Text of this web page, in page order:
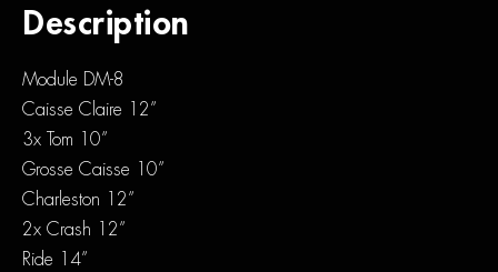
Description
Module DM-8
Caisse Claire 12”
3x Tom 10”
Grosse Caisse 10”
Charleston 12”
2x Crash 12”
Ride 14”